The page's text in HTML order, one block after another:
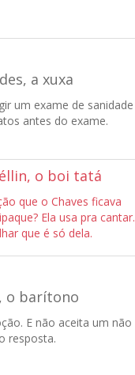
a xuxa
um exame de sanidade
antes do exame.
o boi tatá
que o Chaves ficava
Ela usa pra cantar.
que é só dela.
o barítono
E não aceita um não
resposta.